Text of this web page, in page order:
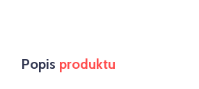
Popis produktu